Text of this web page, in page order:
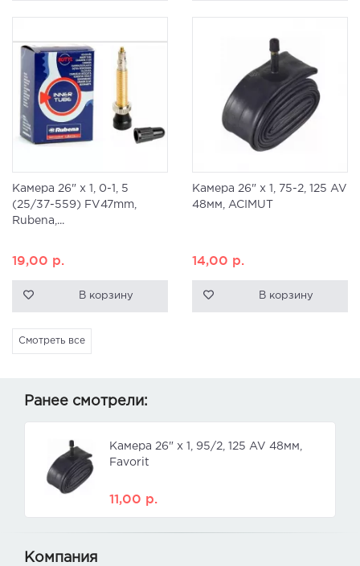
Камера 26" x 1, 0-1, 5
(25/37-559) FV47mm,
Rubena,...
19,00 р.
В корзину
Камера 26" x 1, 75-2, 125 AV
48мм, ACIMUT
14,00 р.
В корзину
Смотреть все
Ранее смотрели:
Камера 26" x 1, 95/2, 125 AV 48мм,
Favorit
11,00 р.
Компания